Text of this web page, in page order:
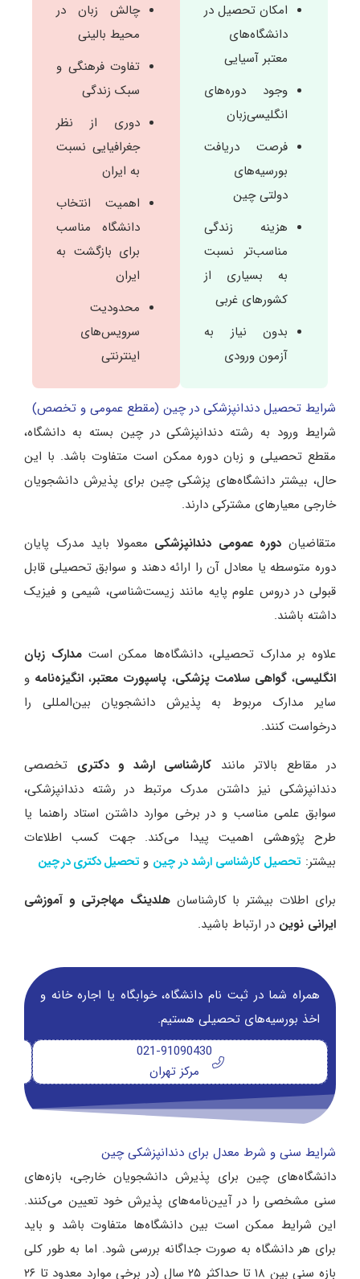
امکان تحصیل در
دانشگاه‌های
معتبر آسیایی
وجود دوره‌های
انگلیسی‌زبان
فرصت دریافت
بورسیه‌های
دولتی چین
هزینه زندگی
مناسب‌تر نسبت
به بسیاری از
کشورهای غربی
بدون نیاز به
آزمون ورودی
چالش زبان در
محیط بالینی
تفاوت فرهنگی و
سبک زندگی
دوری از نظر
جغرافیایی نسبت
به ایران
اهمیت انتخاب
دانشگاه مناسب
برای بازگشت به
ایران
محدودیت
سرویس‌های
اینترنتی
شرایط تحصیل دندانپزشکی در چین (مقطع عمومی و تخصص)
شرایط ورود به رشته دندانپزشکی در چین بسته به دانشگاه،
مقطع تحصیلی و زبان دوره ممکن است متفاوت باشد. با این
حال، بیشتر دانشگاه‌های پزشکی چین برای پذیرش دانشجویان
خارجی معیارهای مشترکی دارند.
متقاضیان دوره عمومی دندانپزشکی معمولا باید مدرک پایان
دوره متوسطه یا معادل آن را ارائه دهند و سوابق تحصیلی قابل
قبولی در دروس علوم پایه مانند زیست‌شناسی، شیمی و فیزیک
داشته باشند.
علاوه بر مدارک تحصیلی، دانشگاه‌ها ممکن استمدارک زبان
انگلیسی،گواهی سلامت پزشکی، پاسپورت معتبر، انگیزه‌نامه و
سایر مدارک مربوط به پذیرش دانشجویان بین‌المللی را
درخواست کنند.
در مقاطع بالاتر مانند کارشناسی ارشد و دکتری تخصصی
دندانپزشکی نیز داشتن مدرک مرتبط در رشته دندانپزشکی،
سوابق علمی مناسب و در برخی موارد داشتن استاد راهنما یا
طرح پژوهشی اهمیت پیدا می‌کند. جهت کسب اطلاعات
بیشتر: تحصیل کارشناسی ارشد در چین و تحصیل دکتری در چین
برای اطلات بیشتر با کارشناسانهلدینگ مهاجرتی و آموزشی
ایرانی نوین در ارتباط باشید.
همراه شما در ثبت نام دانشگاه‌، خوابگاه یا اجاره خانه و
اخذ بورسیه‌های تحصیلی هستیم.
021-91090430
مرکز تهران
شرایط سنی و شرط معدل برای دندانپزشکی چین
دانشگاه‌های چین برای پذیرش دانشجویان خارجی، بازه‌های
سنی مشخصی را در آیین‌نامه‌های پذیرش خود تعیین می‌کنند.
این شرایط ممکن است بین دانشگاه‌ها متفاوت باشد و باید
برای هر دانشگاه به صورت جداگانه بررسی شود. اما به طور کلی
بازه سنی بین ۱۸ تا حداکثر ۲۵ سال (در برخی موارد معدود تا ۲۶